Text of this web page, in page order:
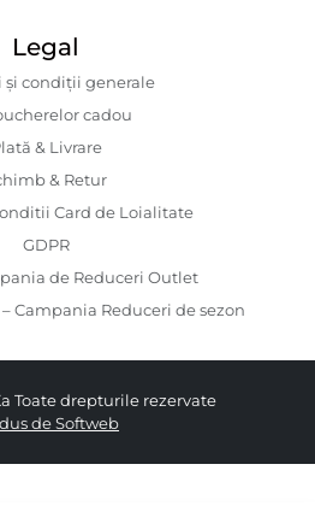
Legal
și condiții generale
cadou
& Livrare
& Retur
Card de Loialitate
GDPR
de Reduceri Outlet
Campania Reduceri de sezon
Toate drepturile rezervate
de Softweb